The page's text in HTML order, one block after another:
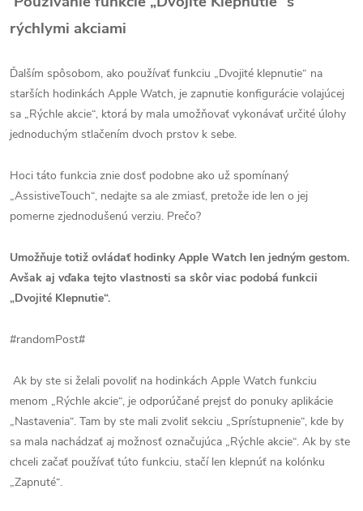
rýchlymi akciami
Ďalším spôsobom, ako používať funkciu „Dvojité klepnutie“ na
starších hodinkách Apple Watch, je zapnutie konfigurácie volajúcej
sa „Rýchle akcie“, ktorá by mala umožňovať vykonávať určité úlohy
jednoduchým stlačením dvoch prstov k sebe.
Hoci táto funkcia znie dosť podobne ako už spomínaný
„AssistiveTouch“, nedajte sa ale zmiasť, pretože ide len o jej
pomerne zjednodušenú verziu. Prečo?
Umožňuje totiž ovládať hodinky Apple Watch len jedným gestom.
Avšak aj vďaka tejto vlastnosti sa skôr viac podobá funkcii
„Dvojité Klepnutie“.
#randomPost#
Ak by ste si želali povoliť na hodinkách Apple Watch funkciu
menom „Rýchle akcie“, je odporúčané prejsť do ponuky aplikácie
„Nastavenia“. Tam by ste mali zvoliť sekciu „Sprístupnenie“, kde by
sa mala nachádzať aj možnosť označujúca „Rýchle akcie“. Ak by ste
chceli začať používať túto funkciu, stačí len klepnúť na kolónku
„Zapnuté“.